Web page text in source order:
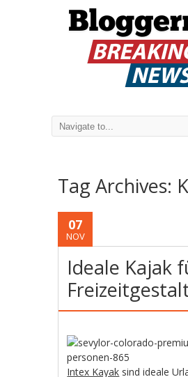
Tag Archives:
07
NOV
Ideale Kajak
Intex Kayak sind ideale